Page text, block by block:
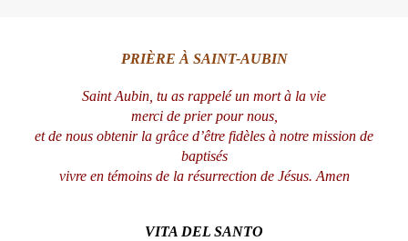
PRIÈRE À SAINT-AUBIN
Saint Aubin, tu as rappelé un mort à la vie
merci de prier pour nous,
et de nous obtenir la grâce d’être fidèles à notre mission de
baptisés
vivre en témoins de la résurrection de Jésus. Amen
VITA DEL SANTO